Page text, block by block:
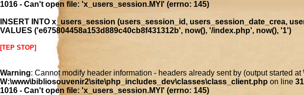
1016 - Can't open file: 'x_users_session.MYI' (errno: 145)
INSERT INTO x_users_session (users_session_id, users_session_date_crea,
VALUES ('e675804458a153d889c40cb8f431312b', now(), '/index.php', now(), '1')
[TEP STOP]
Warning: Cannot modify header information - headers already sent by (output started
W:\www\bibliosouvenir2\site\php_includes_dev\classes\class_client.php on line 31
1016 - Can't open file: 'x_users_session.MYI' (errno: 145)